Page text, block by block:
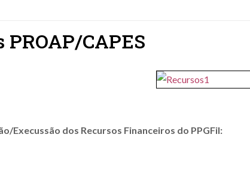
PROAP/CAPES
Execussão dos Recursos Financeiros do PPGFil: